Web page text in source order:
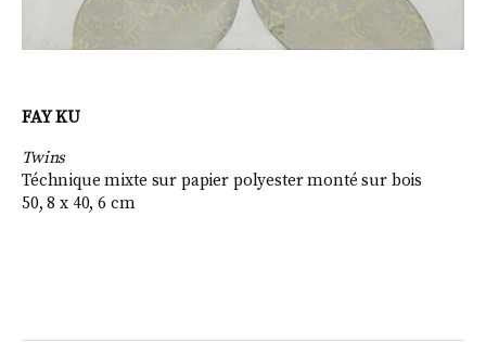
FAY KU
Twins
Téchnique mixte sur papier polyester monté sur bois
50, 8 x 40, 6 cm